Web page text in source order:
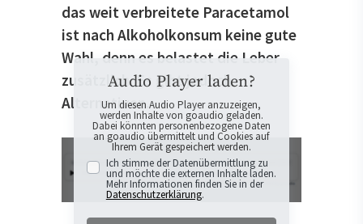
das weit verbreitete Paracetamol
ist nach Alkoholkonsum keine gute
Wahl, denn es belastet die Leber
zusätzlich. Es gibt jedoch
Alternativen.
Audio Player laden?
Um diesen Audio Player anzuzeigen,
werden Inhalte von goaudio geladen.
Dabei könnten personenbezogene Daten
an goaudio übermittelt und Cookies auf
Ihrem Gerät gespeichert werden.
Ich stimme der Datenübermittlung zu
und möchte die externen Inhalte laden.
Mehr Informationen finden Sie in der
Datenschutzerklärung.